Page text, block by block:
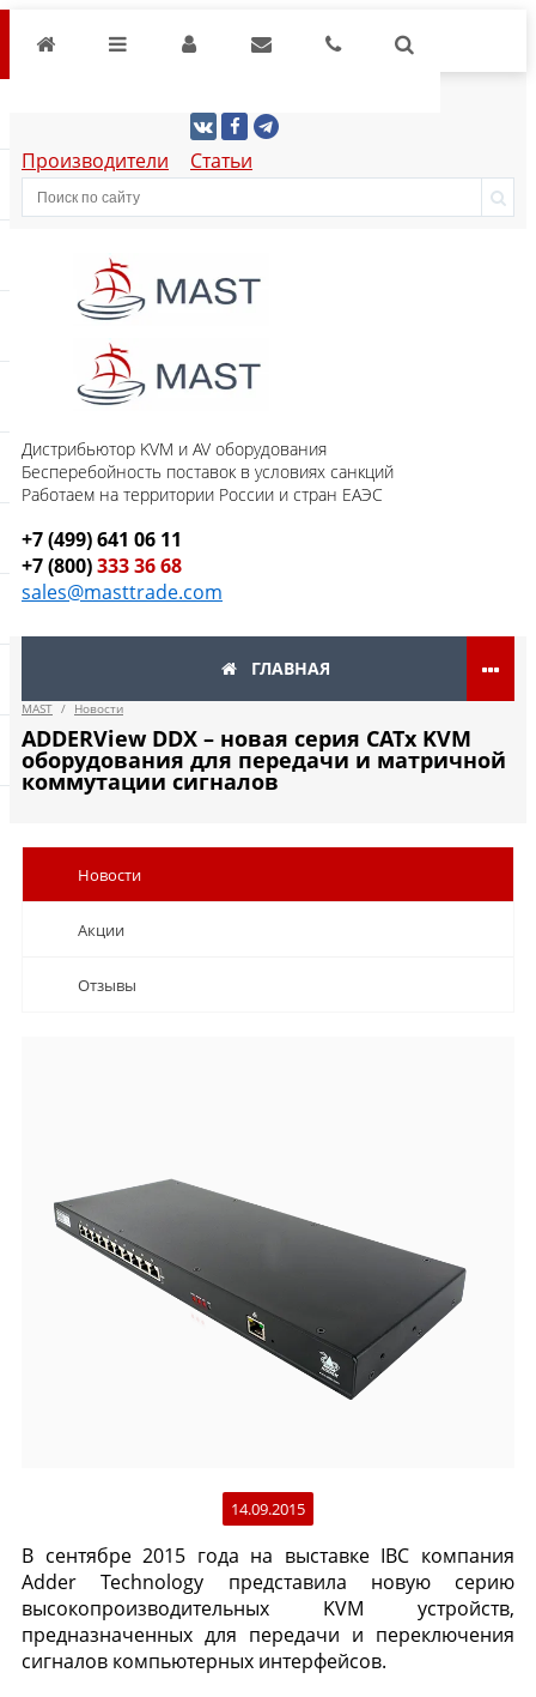
Производители Статьи
Дистрибьютор KVM и AV оборудования
Бесперебойность поставок в условиях санкций
Работаем на территории России и стран ЕАЭС
+7 (499) 641 06 11
+7 (800)333 36 68
sales@masttrade.com
ГЛАВНАЯ
MAST / Новости
ADDERView DDX – новая серия CATx KVM
оборудования для передачи и матричной
коммутации сигналов
Новости
Акции
Отзывы
14.09.2015
В сентябре 2015 года на выставке IBC компания
Adder Technology представила новую серию
высокопроизводительных KVM устройств,
предназначенных для передачи и переключения
сигналов компьютерных интерфейсов.